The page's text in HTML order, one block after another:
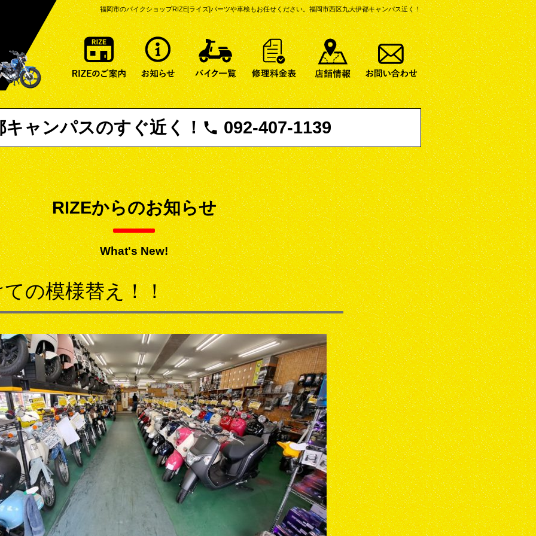
福岡市のバイクショップRIZE[ライズ]パーツや車検もお任せください。福岡市西区九大伊都キャンパス近く！
RIZEのご案内お知らせ一覧特選バイク一覧修理料金表 店舗情報 お問い合わせ
キャンパスのすぐ近く！ 092-407-1139
RIZEからのお知らせ
What's New!
の模様替え！！